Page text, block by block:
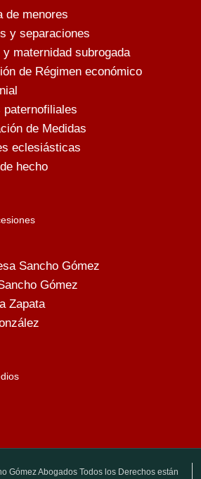
de menores
y separaciones
y maternidad subrogada
de Régimen económico
paternofiliales
de Medidas
eclesiásticas
hecho
Sancho Gómez
Gómez
Zapata
Gómez Abogados Todos los Derechos están